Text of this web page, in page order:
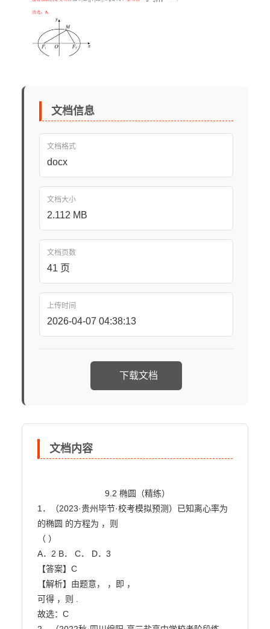
文档信息
文档格式
docx
文档大小
2.112 MB
文档页数
41 页
上传时间
2026-04-07 04:38:13
下载文档
文档内容